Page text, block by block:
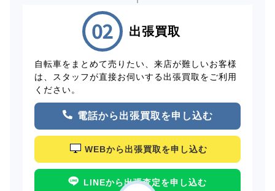
出張買取
自転車をまとめて売りたい、来店が難しいお客様
は、スタッフが直接お伺いする出張買取をご利用
ください。
電話から出張買取を申し込む
WEBから出張買取を申し込む
LINEから出張査定を申し込む